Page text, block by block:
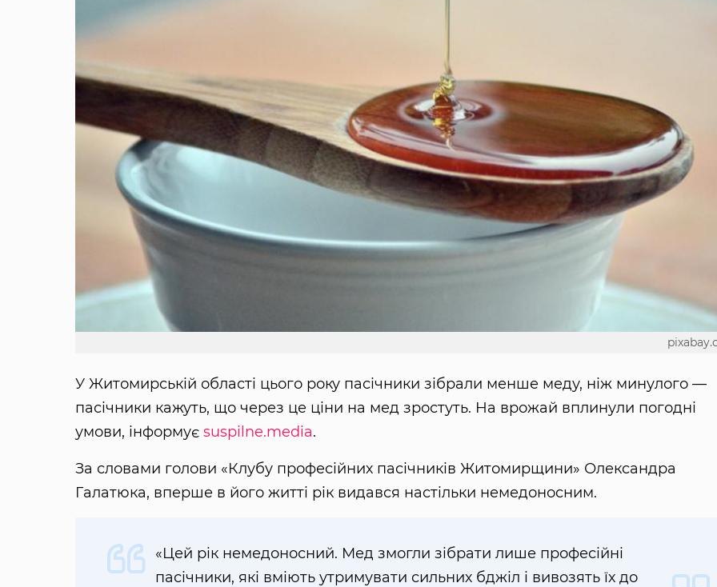
У Житомирській області цього року пасічники зібрали менше меду, ніж минулого —
пасічники кажуть, що через це ціни на мед зростуть. На врожай вплинули погодні
умови, інформує suspilne.media.
За словами голови «Клубу професійних пасічників Житомирщини» Олександра
Галатюка, вперше в його житті рік видався настільки немедоносним.
«Цей рік немедоносний. Мед змогли зібрати лише професійні
пасічники, які вміють утримувати сильних бджіл і вивозять їх до